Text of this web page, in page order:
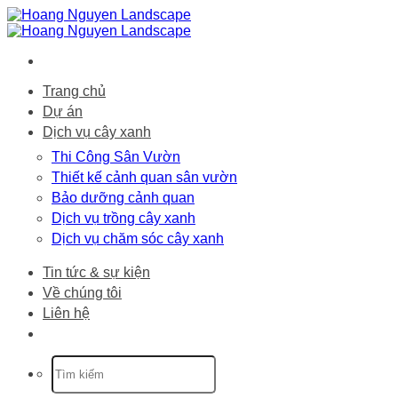
Bỏ
qua
dung
Trang chủ
Dự án
Dịch vụ cây xanh
Thi Công Sân Vườn
Thiết kế cảnh quan sân vườn
Bảo dưỡng cảnh quan
Dịch vụ trồng cây xanh
Dịch vụ chăm sóc cây xanh
Tin tức & sự kiện
Về chúng tôi
Liên hệ